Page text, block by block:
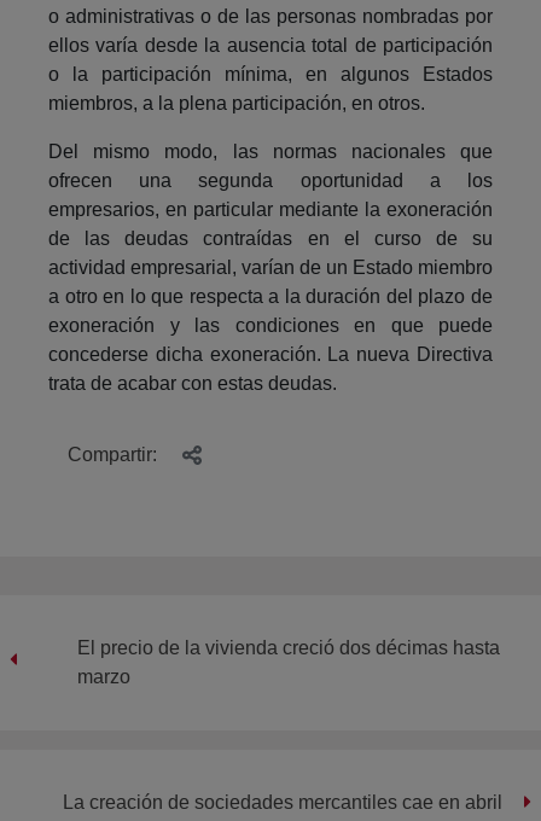
o administrativas o de las personas nombradas por
ellos varía desde la ausencia total de participación
o la participación mínima, en algunos Estados
miembros, a la plena participación, en otros.
Del mismo modo, las normas nacionales que
ofrecen una segunda oportunidad a los
empresarios, en particular mediante la exoneración
de las deudas contraídas en el curso de su
actividad empresarial, varían de un Estado miembro
a otro en lo que respecta a la duración del plazo de
exoneración y las condiciones en que puede
concederse dicha exoneración. La nueva Directiva
trata de acabar con estas deudas.
Compartir:
El precio de la vivienda creció dos décimas hasta
marzo
La creación de sociedades mercantiles cae en abril